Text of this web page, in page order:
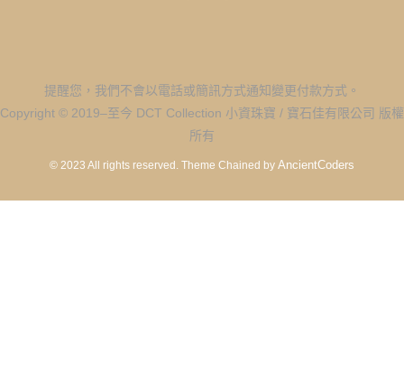
提醒您，我們不會以電話或簡訊方式通知變更付款方式。
Copyright © 2019–至今 DCT Collection 小資珠寶 / 寶石佳有限公司 版權
所有
© 2023 All rights reserved. Theme Chained by AncientCoders